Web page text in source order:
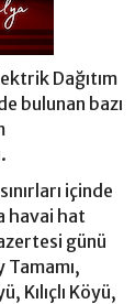
Dağıtım
bulunan bazı
içinde
havai hat
günü
Kılıçlı Köyü,